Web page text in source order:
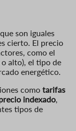
son iguales
cierto. El precio
como el
alto), el tipo de
energético.
como tarifas
indexado,
tipos de